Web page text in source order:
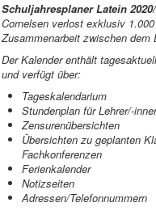
Schuljahresplaner Latein
Cornelsen verlost exklusiv
Zusammenarbeit zwischen dem
Der Kalender enthält
und verfügt über:
Tageskalendarium
Stundenplan für Lehrer/-
Zensurenübersichten
Übersichten zu geplanten
Fachkonferenzen
Ferienkalender
Notizseiten
Adressen/Telefonnummern